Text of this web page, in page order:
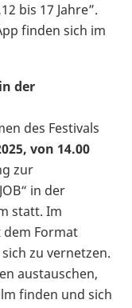
bis 17 Jahre”.
finden sich im
der
des Festivals
von 14.00
zur
in der
statt. Im
dem Format
sich zu vernetzen.
austauschen,
finden und sich